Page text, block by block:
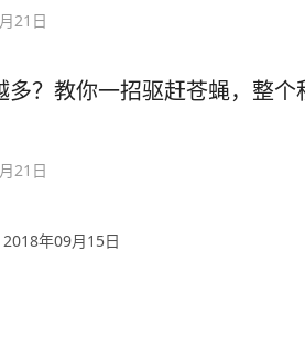
21日
多？教你一招驱赶苍蝇，整个
21日
2018年09月15日